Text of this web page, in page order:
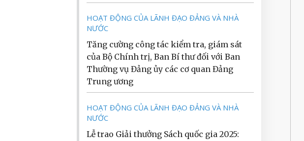
HOẠT ĐỘNG CỦA LÃNH ĐẠO ĐẢNG VÀ NHÀ
NƯỚC
Tăng cường công tác kiểm tra, giám sát
của Bộ Chính trị, Ban Bí thư đối với Ban
Thường vụ Đảng ủy các cơ quan Đảng
Trung ương
HOẠT ĐỘNG CỦA LÃNH ĐẠO ĐẢNG VÀ NHÀ
NƯỚC
Lễ trao Giải thưởng Sách quốc gia 2025: